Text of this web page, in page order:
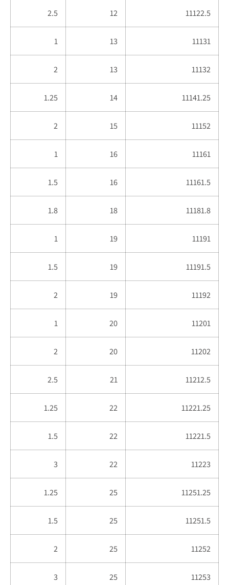
11122.5
12
2.5
11131
13
1
11132
13
2
11141.25
14
1.25
11152
15
2
11161
16
1
11161.5
16
1.5
11181.8
18
1.8
11191
19
1
11191.5
19
1.5
11192
19
2
11201
20
1
11202
20
2
11212.5
21
2.5
11221.25
22
1.25
11221.5
22
1.5
11223
22
3
11251.25
25
1.25
11251.5
25
1.5
11252
25
2
11253
25
3